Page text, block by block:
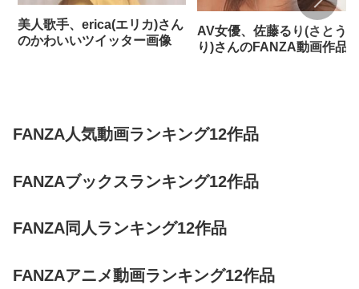
美人歌手、erica(エリカ)さん
のかわいいツイッター画像
AV女優、佐藤るり(さとうる
り)さんのFANZA動画作品
FANZA人気動画ランキング12作品
FANZAブックスランキング12作品
FANZA同人ランキング12作品
FANZAアニメ動画ランキング12作品